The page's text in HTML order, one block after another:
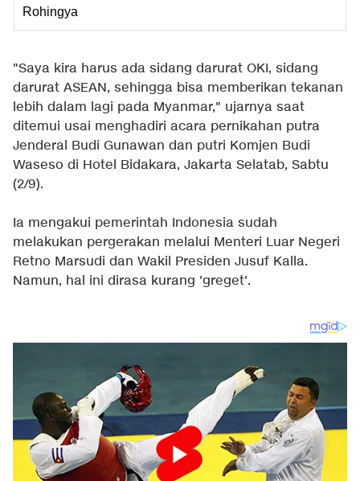
Rohingya
"Saya kira harus ada sidang darurat OKI, sidang
darurat ASEAN, sehingga bisa memberikan tekanan
lebih dalam lagi pada Myanmar," ujarnya saat
ditemui usai menghadiri acara pernikahan putra
Jenderal Budi Gunawan dan putri Komjen Budi
Waseso di Hotel Bidakara, Jakarta Selatab, Sabtu
(2/9).
Ia mengakui pemerintah Indonesia sudah
melakukan pergerakan melalui Menteri Luar Negeri
Retno Marsudi dan Wakil Presiden Jusuf Kalla.
Namun, hal ini dirasa kurang 'greget'.